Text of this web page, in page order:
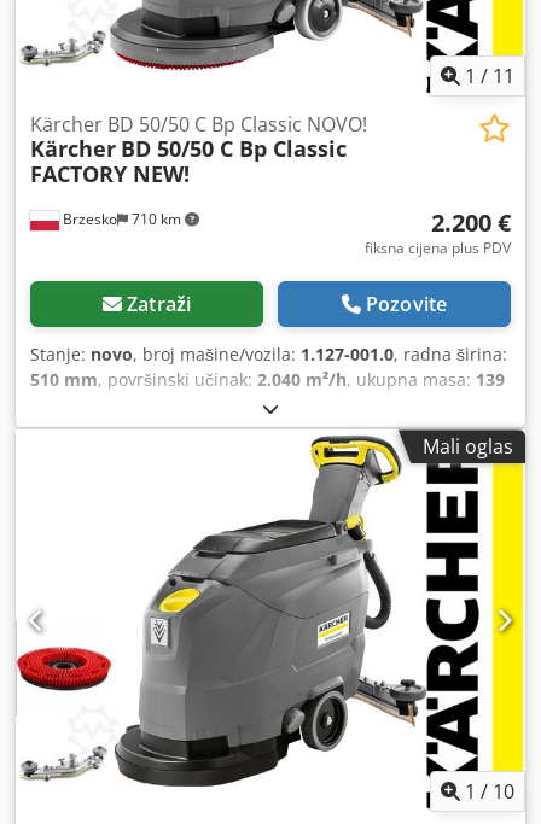
1 / 11
Brzesko 710 km
Kärcher BD 50/50 C Bp Classic NOVO!
Kärcher BD 50/50 C Bp Classic
FACTORY NEW!
2.200 €
fiksna cijena plus PDV
Zatraži Pozovite
Stanje: novo, broj mašine/vozila: 1.127-001.0, radna širina:
510 mm, površinski učinak: 2.040 m²/h, ukupna masa: 139
24 mjeseci, kapacitet spremnika za
vodu:50 l,
Mali oglas
1 / 10